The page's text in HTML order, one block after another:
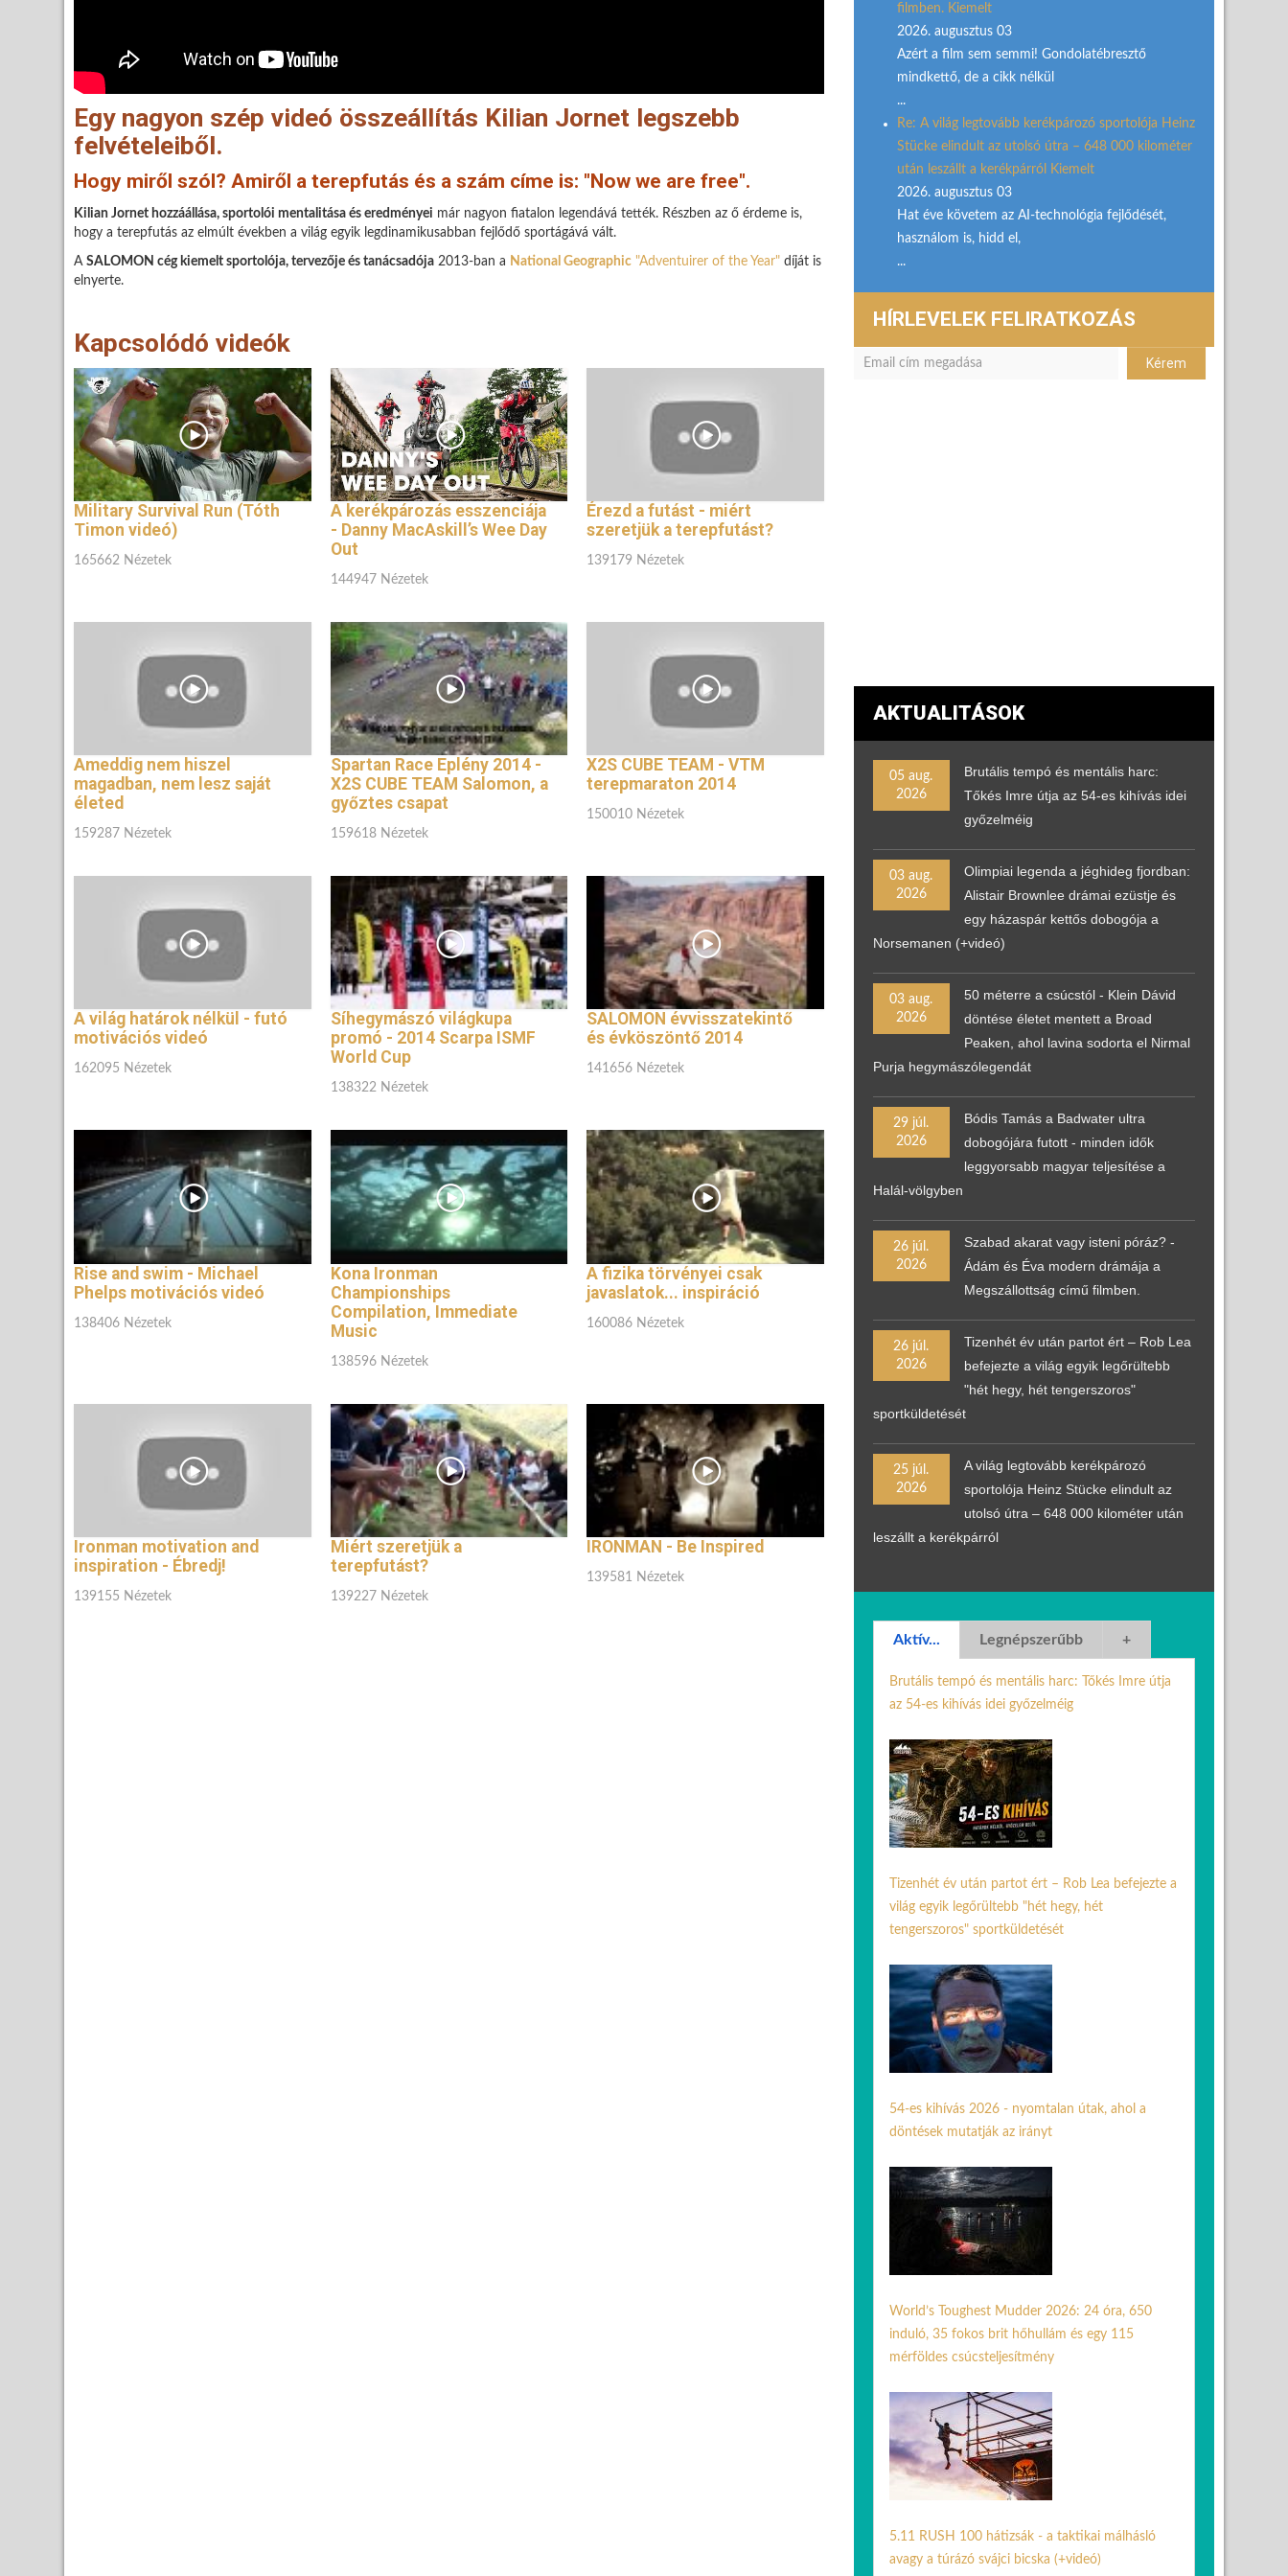
Egy nagyon szép videó összeállítás Kilian Jornet legszebb
felvételeiből.
Hogy miről szól? Amiről a terepfutás és a szám címe is: "Now we are free".
Kilian Jornet hozzáállása, sportolói mentalitása és eredményei már nagyon fiatalon legendává tették. Részben az ő érdeme is,
hogy a terepfutás az elmúlt években a világ egyik legdinamikusabban fejlődő sportágává vált.
A SALOMON cég kiemelt sportolója, tervezője és tanácsadója 2013-ban a National Geographic "Adventuirer of the Year" díját is
elnyerte.
Kapcsolódó videók
Military Survival Run (Tóth
Timon videó)
165662 Nézetek
A kerékpározás esszenciája
- Danny MacAskill’s Wee Day
Out
144947 Nézetek
Érezd a futást - miért
szeretjük a terepfutást?
139179 Nézetek
Ameddig nem hiszel
magadban, nem lesz saját
életed
159287 Nézetek
Spartan Race Eplény 2014 -
X2S CUBE TEAM Salomon, a
győztes csapat
159618 Nézetek
X2S CUBE TEAM - VTM
terepmaraton 2014
150010 Nézetek
A világ határok nélkül - futó
motivációs videó
162095 Nézetek
Síhegymászó világkupa
promó - 2014 Scarpa ISMF
World Cup
138322 Nézetek
SALOMON évvisszatekintő
és évköszöntő 2014
141656 Nézetek
Rise and swim - Michael
Phelps motivációs videó
138406 Nézetek
Kona Ironman
Championships
Compilation, Immediate
Music
138596 Nézetek
A fizika törvényei csak
javaslatok... inspiráció
160086 Nézetek
Ironman motivation and
inspiration - Ébredj!
139155 Nézetek
Miért szeretjük a
terepfutást?
139227 Nézetek
IRONMAN - Be Inspired
139581 Nézetek
filmben. Kiemelt
2026. augusztus 03
Azért a film sem semmi! Gondolatébresztő
mindkettő, de a cikk nélkül
...
Re: A világ legtovább kerékpározó sportolója Heinz
Stücke elindult az utolsó útra – 648 000 kilométer
után leszállt a kerékpárról Kiemelt
2026. augusztus 03
Hat éve követem az AI-technológia fejlődését,
használom is, hidd el,
...
HÍRLEVELEK FELIRATKOZÁS
AKTUALITÁSOK
05 aug.
2026
Brutális tempó és mentális harc:
Tőkés Imre útja az 54-es kihívás idei
győzelméig
03 aug.
2026
Olimpiai legenda a jéghideg fjordban:
Alistair Brownlee drámai ezüstje és
egy házaspár kettős dobogója a
Norsemanen (+videó)
03 aug.
2026
50 méterre a csúcstól - Klein Dávid
döntése életet mentett a Broad
Peaken, ahol lavina sodorta el Nirmal
Purja hegymászólegendát
29 júl.
2026
Bódis Tamás a Badwater ultra
dobogójára futott - minden idők
leggyorsabb magyar teljesítése a
Halál-völgyben
26 júl.
2026
Szabad akarat vagy isteni póráz? -
Ádám és Éva modern drámája a
Megszállottság című filmben.
26 júl.
2026
Tizenhét év után partot ért – Rob Lea
befejezte a világ egyik legőrültebb
"hét hegy, hét tengerszoros"
sportküldetését
25 júl.
2026
A világ legtovább kerékpározó
sportolója Heinz Stücke elindult az
utolsó útra – 648 000 kilométer után
leszállt a kerékpárról
Aktív... Legnépszerűbb +
Brutális tempó és mentális harc: Tőkés Imre útja
az 54-es kihívás idei győzelméig
Tizenhét év után partot ért – Rob Lea befejezte a
világ egyik legőrültebb "hét hegy, hét
tengerszoros" sportküldetését
54-es kihívás 2026 - nyomtalan útak, ahol a
döntések mutatják az irányt
World’s Toughest Mudder 2026: 24 óra, 650
induló, 35 fokos brit hőhullám és egy 115
mérföldes csúcsteljesítmény
5.11 RUSH 100 hátizsák - a taktikai málhásló
avagy a túrázó svájci bicska (+videó)